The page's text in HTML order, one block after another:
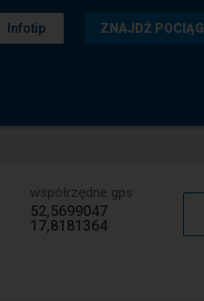
Infotip ZNAJDŹ POCIĄG
współrzędne gps
52,5699047
17,8181364